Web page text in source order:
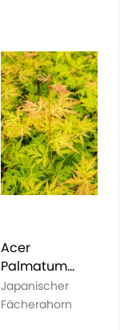
Acer
Palmatum
'Orange Lace'
Japanischer
Fächerahorn